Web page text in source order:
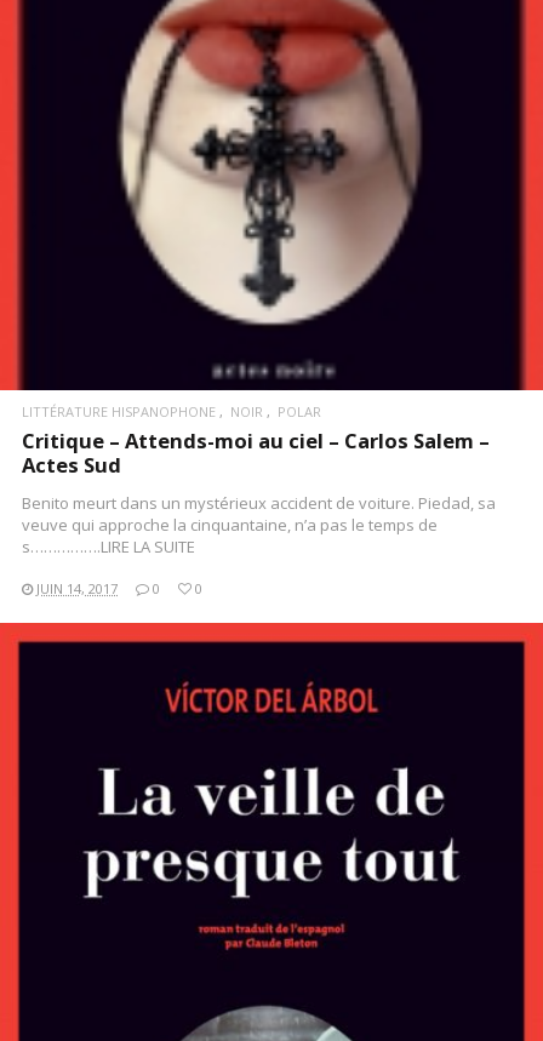
LIRE LA SUITE
LITTÉRATURE HISPANOPHONE NOIR POLAR
Critique – Attends-moi au ciel – Carlos Salem –
Actes Sud
Benito meurt dans un mystérieux accident de voiture. Piedad, sa
veuve qui approche la cinquantaine, n’a pas le temps de
s…………….LIRE LA SUITE
JUIN 14, 2017 0 0